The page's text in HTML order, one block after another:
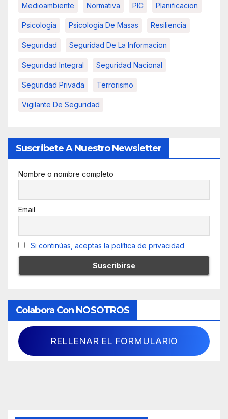
Medioambiente Normativa PIC Planificacion
Psicologia Psicología De Masas Resiliencia
Seguridad Seguridad De La Informacion
Seguridad Integral Seguridad Nacional
Seguridad Privada Terrorismo
Vigilante De Seguridad
Suscribete A Nuestro Newsletter
Nombre o nombre completo
Email
Si continúas, aceptas la política de privacidad
Colabora Con NOSOTROS
RELLENAR EL FORMULARIO